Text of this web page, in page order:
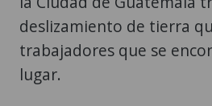
deslizamiento de tierra
trabajadores que se
lugar.